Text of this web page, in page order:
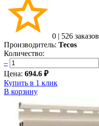
0 | 526 заказов
Производитель: Tecos
Количество:
–
Цена: 694.6 ₽
Купить в 1 клик
В корзину